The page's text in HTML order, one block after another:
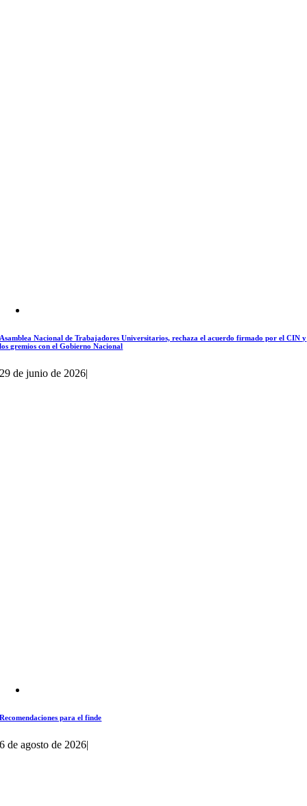
Asamblea Nacional de Trabajadores Universitarios, rechaza el acuerdo firmado por el CIN y
los gremios con el Gobierno Nacional
29 de junio de 2026|
Recomendaciones para el finde
6 de agosto de 2026|